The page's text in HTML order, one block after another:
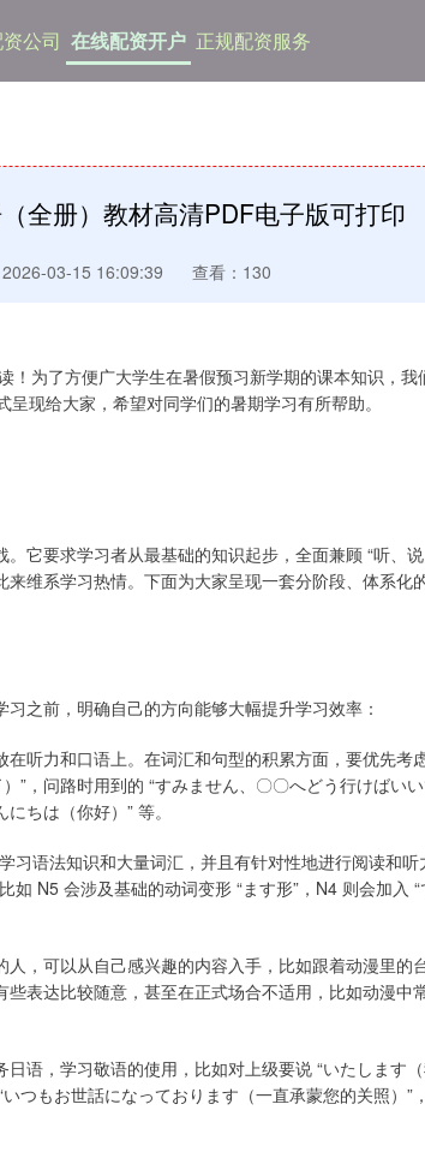
公司 在线配资开户 正规配资服务
全册）教材高清PDF电子版可打印
2026-03-15 16:09:39 查看：130
为了方便广大学生在暑假预习新学期的课本知识，我
现给大家，希望对同学们的暑期学习有所帮助。
它要求学习者从最基础的知识起步，全面兼顾 “听、
维系学习热情。下面为大家呈现一套分阶段、体系化
之前，明确自己的方向能够大幅提升学习效率：
听力和口语上。在词汇和句型的积累方面，要优先考
”，问路时用到的 “すみません、〇〇へどう行けばい
ちは（你好）” 等。
习语法知识和大量词汇，并且有针对性地进行阅读和听
N5 会涉及基础的动词变形 “ます形”，N4 则会加入 “
，可以从自己感兴趣的内容入手，比如跟着动漫里的
表达比较随意，甚至在正式场合不适用，比如动漫中
语，学习敬语的使用，比如对上级要说 “いたします
つもお世話になっております（一直承蒙您的关照）”
14110.12